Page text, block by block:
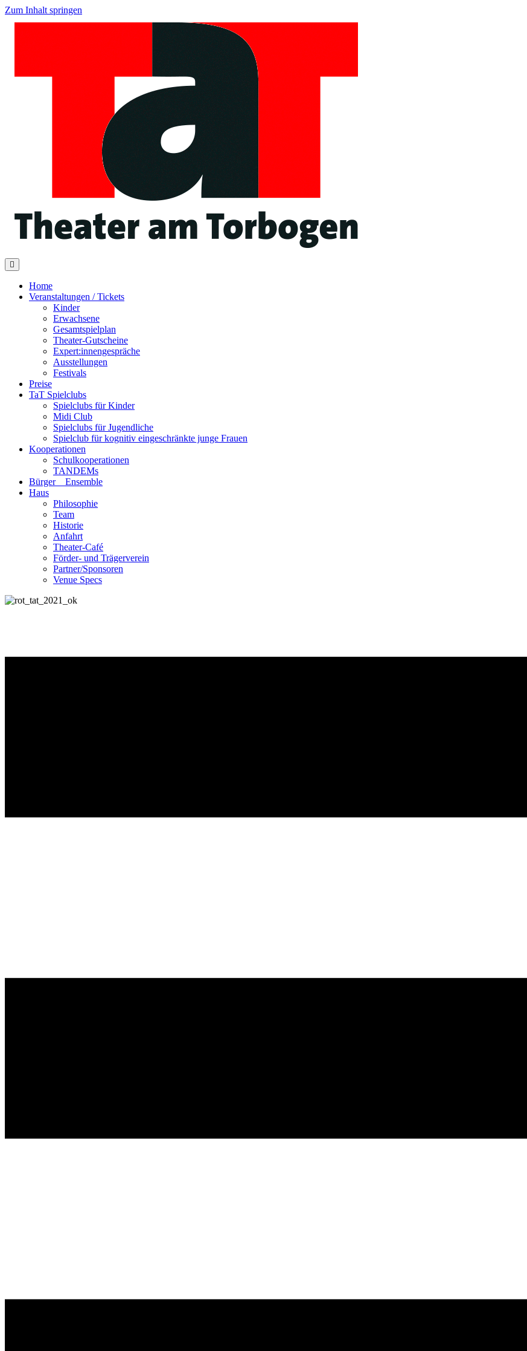
Zum Inhalt springen
Home
Veranstaltungen / Tickets
Kinder
Erwachsene
Gesamtspielplan
Theater-Gutscheine
Expert:innengespräche
Ausstellungen
Festivals
Preise
TaT Spielclubs
Spielclubs für Kinder
Midi Club
Spielclubs für Jugendliche
Spielclub für kognitiv eingeschränkte junge Frauen
Kooperationen
Schulkooperationen
TANDEMs
Bürger__Ensemble
Haus
Philosophie
Team
Historie
Anfahrt
Theater-Café
Förder- und Trägerverein
Partner/Sponsoren
Venue Specs